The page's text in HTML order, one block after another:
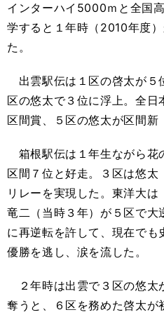
インターハイ5000ｍと全国
学すると１年時（2010年度
た。
出雲駅伝は１区の啓太が５
区の悠太で３位に浮上。全
区間賞、５区の悠太が区間新
箱根駅伝は１年生ながら花
区間７位と好走。３区は悠太
リレーを実現した。東洋大
竜二（当時３年）が５区で大
に再逆転を許して、現在でも
優勝を逃し、涙を流した。
２年時は出雲で３区の悠太
奪うと、６区を務めた啓太が